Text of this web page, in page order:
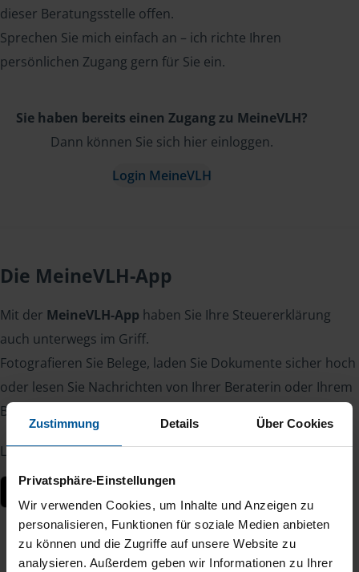
Zustimmung Details Über Cookies
Privatsphäre-Einstellungen
Wir verwenden Cookies, um Inhalte und Anzeigen zu
personalisieren, Funktionen für soziale Medien anbieten
zu können und die Zugriffe auf unsere Website zu
analysieren. Außerdem geben wir Informationen zu Ihrer
dieser Beratungsstelle offen.
Sprechen Sie mich einfach an – ich richte Ihren
persönlichen Zugang gern für Sie ein.
Sie haben bereits einen Zugang zu MeineVLH?
Dann können Sie sich hier einloggen.
Login MeineVLH
Die MeineVLH-App
Mit der MeineVLH-App haben Sie Ihre Steuererklärung
auch unterwegs im Griff.
Fotografieren Sie Belege, laden Sie Dokumente sicher hoch
oder lesen Sie Nachrichten von Ihrer Beraterin oder Ihrem
Berater – jederzeit und von überall.
Laden Sie die App kostenlos herunter: